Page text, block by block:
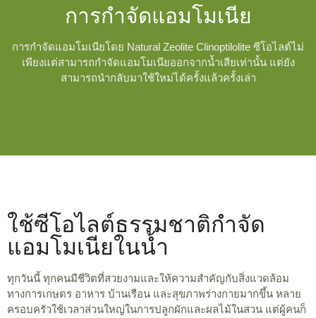
การกำจัดแอมโมเนีย
การกำจัดแอมโมเนียโดย Natural Zeolite Clinoptilolite ซีโอไลต์ไม่
เพียงแต่สามารถกำจัดแอมโมเนียออกจากน้ำเสียเท่านั้น แต่ยัง
สามารถนำกลับมาใช้ใหม่ได้ครั้งแล้วครั้งเล่า
ใช้ซีโอไลต์ธรรมชาติกำจัด
แอมโมเนียในน้ำ
ทุกวันนี้ ทุกคนมีชีวิตที่สวยงามและให้ความสำคัญกับสิ่งแวดล้อม
ทางการเกษตร อาหาร บ้านเรือน และสุขภาพร่างกายมากขึ้น หลาย
ครอบครัวใช้เวลาส่วนใหญ่ในการปลูกผักและผลไม้ในสวน แต่ผู้คนก็